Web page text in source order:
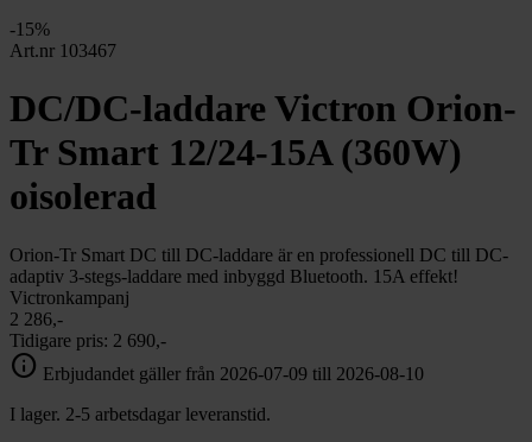
Grill & Fritid
Reservdelar chevron_right
-15%
Art.nr 103467
DC/DC-laddare Victron Orion-
Tr Smart 12/24-15A (360W)
oisolerad
Orion-Tr Smart DC till DC-laddare är en professionell DC till DC-
adaptiv 3-stegs-laddare med inbyggd Bluetooth. 15A effekt!
Victronkampanj
2 286,-
Tidigare pris: 2 690,-
info Erbjudandet gäller från 2026-07-09 till 2026-08-10
I lager. 2-5 arbetsdagar leveranstid.